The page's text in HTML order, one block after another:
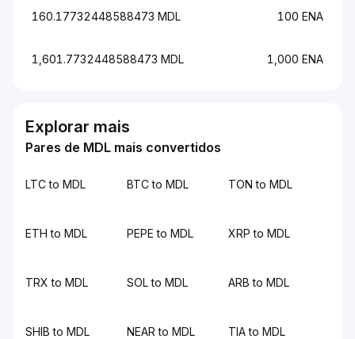
160.17732448588473 MDL 100 ENA
1,601.7732448588473 MDL 1,000 ENA
Explorar mais
Pares de MDL mais convertidos
LTC to MDL BTC to MDL TON to MDL
ETH to MDL PEPE to MDL XRP to MDL
TRX to MDL SOL to MDL ARB to MDL
SHIB to MDL NEAR to MDL TIA to MDL